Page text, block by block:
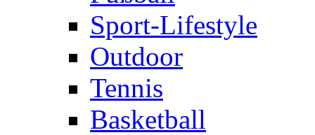
Sport-Lifestyle
Outdoor
Tennis
Basketball